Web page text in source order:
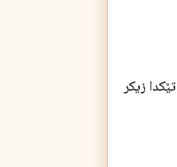
زیكر